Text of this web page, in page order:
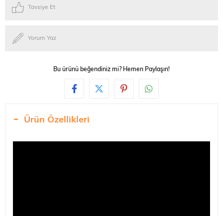
Tavsiye Et
Yorum Yaz
Bu ürünü beğendiniz mi? Hemen Paylaşın!
Ürün Özellikleri